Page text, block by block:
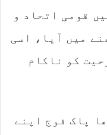
کی جنگ میں قومی اتحاد و
میں آیا، اسی
کو ناکام
پاک فوج اپنے